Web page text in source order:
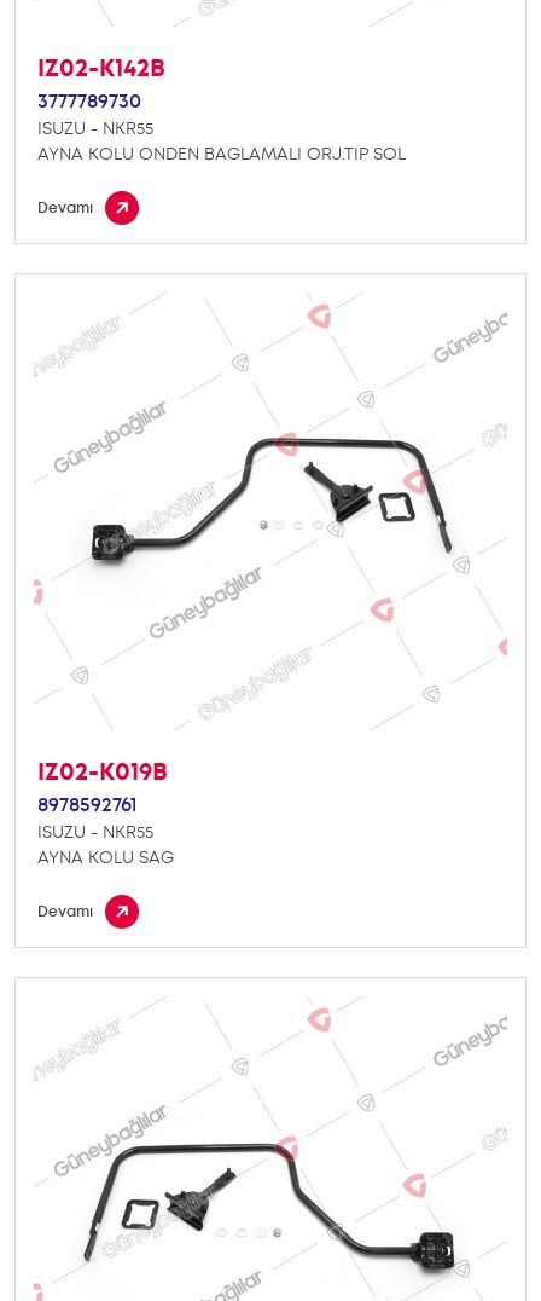
IZ02-K142B
3777789730
ISUZU - NKR55
AYNA KOLU ONDEN BAGLAMALI ORJ.TIP SOL
Devamı
IZ02-K019B
8978592761
ISUZU - NKR55
AYNA KOLU SAG
Devamı